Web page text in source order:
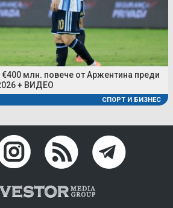
€400 млн. повече от Аржентина преди
+ ВИДЕО
СПОРТ И БИЗНЕС